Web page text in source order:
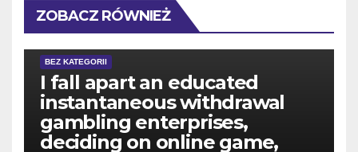
ZOBACZ RÓWNIEŻ
BEZ KATEGORII
I fall apart an educated
instantaneous withdrawal
gambling enterprises,
deciding on online game,